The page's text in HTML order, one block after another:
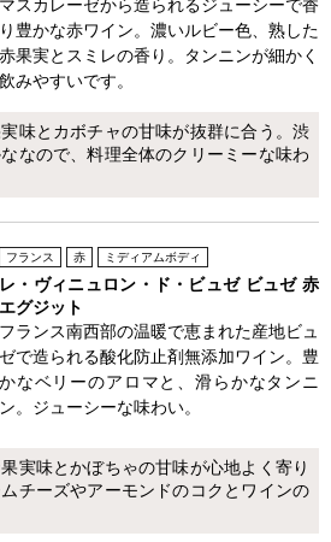
マスカレーゼから造られるジューシーで香
り豊かな赤ワイン。濃いルビー色、熟した
赤果実とスミレの香り。タンニンが細かく
飲みやすいです。
味とカボチャの甘味が抜群に合う。渋
なので、料理全体のクリーミーな味わ
フランス 赤 ミディアムボディ
レ・ヴィニュロン・ド・ビュゼ ビュゼ 赤
エグジット
フランス南西部の温暖で恵まれた産地ビュ
ゼで造られる酸化防止剤無添加ワイン。豊
かなベリーのアロマと、滑らかなタンニ
ン。ジューシーな味わい。
実味とかぼちゃの甘味が心地よく寄り
チーズやアーモンドのコクとワインの